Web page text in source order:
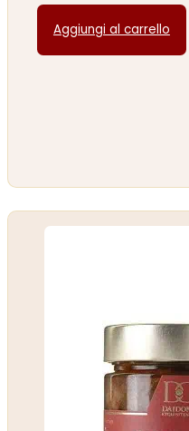
Aggiungi al carrello